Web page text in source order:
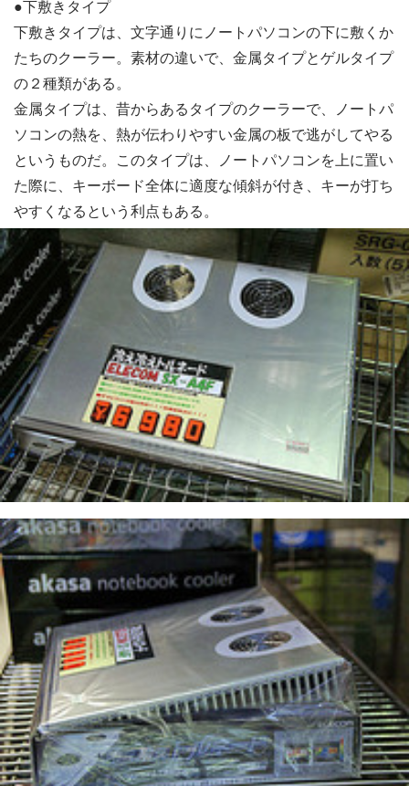
●下敷きタイプ
下敷きタイプは、文字通りにノートパソコンの下に敷くか
たちのクーラー。素材の違いで、金属タイプとゲルタイプ
の２種類がある。
金属タイプは、昔からあるタイプのクーラーで、ノートパ
ソコンの熱を、熱が伝わりやすい金属の板で逃がしてやる
というものだ。このタイプは、ノートパソコンを上に置い
た際に、キーボード全体に適度な傾斜が付き、キーが打ち
やすくなるという利点もある。